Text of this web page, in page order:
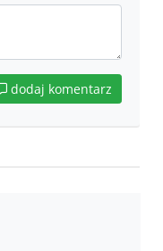
dodaj komentarz